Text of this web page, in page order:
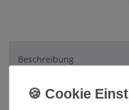
Beschreibung
Weitere Details